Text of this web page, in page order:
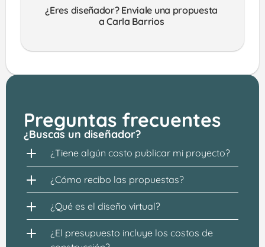
¿Eres diseñador? Enviale una propuesta
a Carla Barrios
Preguntas frecuentes
¿Buscas un diseñador?
¿Tiene algún costo publicar mi proyecto?
¿Cómo recibo las propuestas?
¿Qué es el diseño virtual?
¿El presupuesto incluye los costos de